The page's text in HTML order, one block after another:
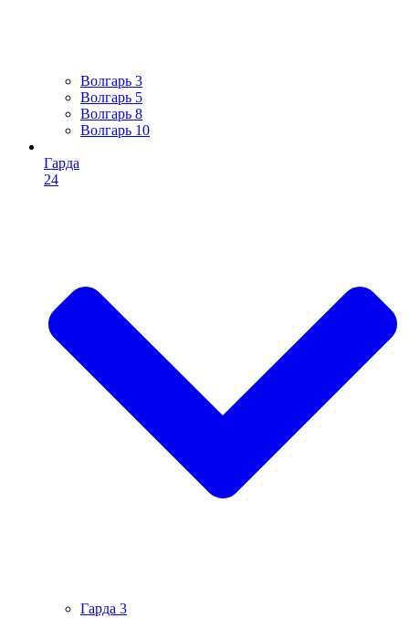
Волгарь 3
Волгарь 5
Волгарь 8
Волгарь 10
Гарда
24
Гарда 3